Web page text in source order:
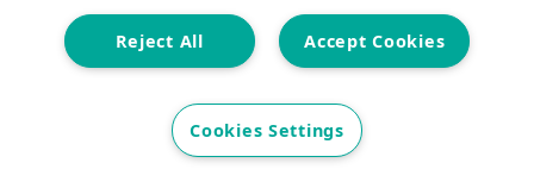
honorarios de agencia y gastos hipotecarios (si
procede) no incluidos en el precio.;Accept Cookies
Reject All
Cookies Settings